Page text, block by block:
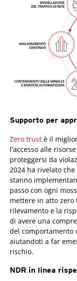
Supporto per
Zero trust è il
l'accesso alle
proteggersi da
2024 ha rivelato
stanno
passo con ogni
mettere in atto
rilevamento e la
di avere una
del comportamento
aiutandoti a far
rischio.
NDR in linea